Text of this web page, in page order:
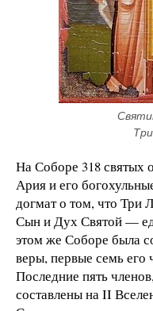
На Соборе 318 святых
Ария и его
догмат о том, что
Сын и Дух Святой —
этом же Соборе была
веры, первые семь
Последние пять
составлены на II